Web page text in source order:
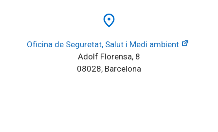
place
Oficina de Seguretat, Salut i Medi ambient
Adolf Florensa, 8
08028, Barcelona